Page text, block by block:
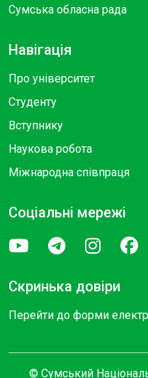
Сумська обласна рада
Навігація
Про університет
Студенту
Вступнику
Наукова робота
Міжнародна співпраця
Соціальні мережі
Скринька довіри
Перейти до форми
© Сумський